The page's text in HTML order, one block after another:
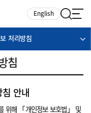
English
처리방침
침
안내
위해 「개인정보 보호법」 및